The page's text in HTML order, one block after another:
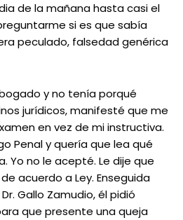
de la mañana hasta casi el
si es que sabía
peculado, falsedad genérica
y no tenía porqué
jurídicos, manifesté que me
en vez de mi instructiva.
Penal y quería que lea qué
Yo no le acepté. Le dije que
acuerdo a Ley. Enseguida
Gallo Zamudio, él pidió
que presente una queja